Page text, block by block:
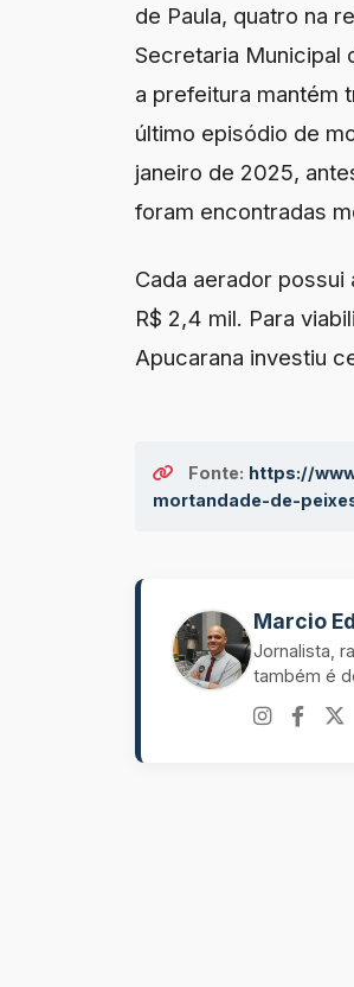
de Paula, quatro na
Secretaria Municipal
a prefeitura mantém
último episódio de
janeiro de 2025,
foram encontradas
Cada aerador
R$ 2,4 mil. Para
Apucarana investiu
Fonte: https://
mortandade-de-
Marcio
Jornalista,
também é